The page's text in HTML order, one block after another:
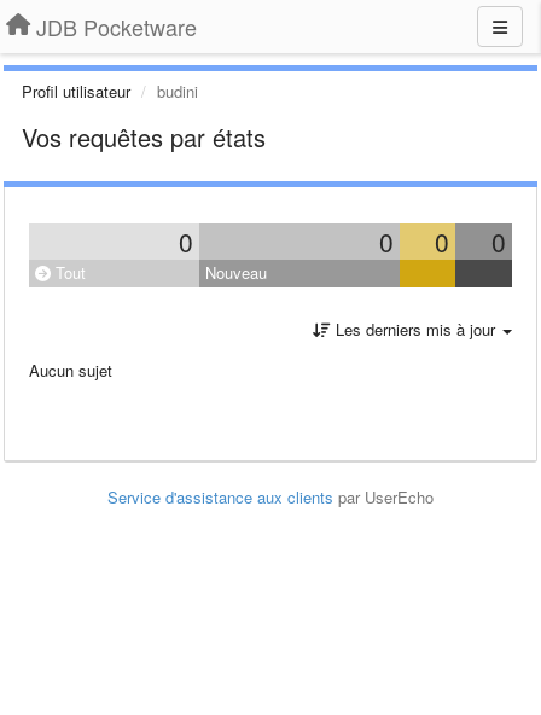
JDB Pocketware
Profil utilisateur budini
Vos requêtes par états
0 0 0 0
Tout Nouveau
Les derniers mis à jour
Aucun sujet
Service d'assistance aux clients par UserEcho